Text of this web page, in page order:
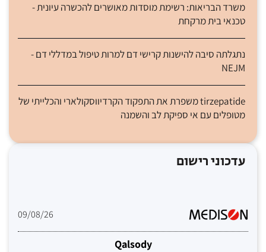
משרד הבריאות: רשימת מוסדות מאושרים להכשרה עיונית -
טכנאי בית מרקחת
נתגלתה סיבה להישנות קרישי דם למרות טיפול במדללי דם -
NEJM
tirzepatide משפרת את התפקוד הקרדיווסקולארי והכלייתי של
מטופלים עם אי ספיקת לב והשמנה
עדכוני רישום
09/08/26
Qalsody